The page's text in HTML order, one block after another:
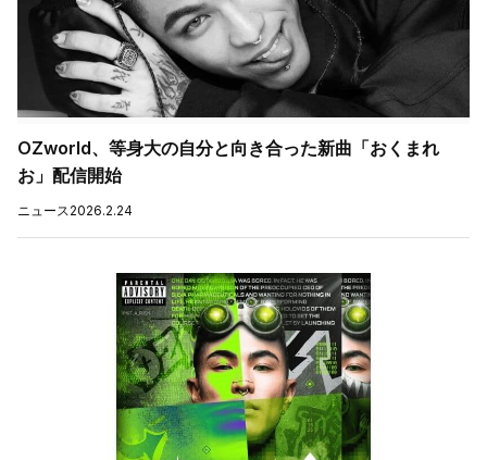
OZworld、等身大の自分と向き合った新曲「おくまれ
お」配信開始
ニュース2026.2.24